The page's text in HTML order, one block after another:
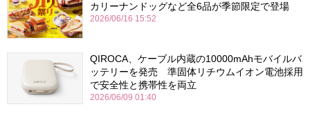
カリーナンドッグなど全6品が季節限定で登場
2026/06/16 15:52
QIROCA、ケーブル内蔵の10000mAhモバイルバ
ッテリーを発売 準固体リチウムイオン電池採用
で安全性と携帯性を両立
2026/06/09 01:40